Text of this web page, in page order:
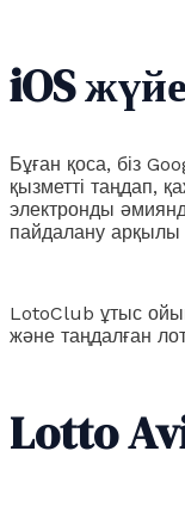
iOS
Бұған қоса, біз
қызметті таңдап,
электронды
пайдалану арқылы
LotoClub ұтыс
және таңдалған
Lotto